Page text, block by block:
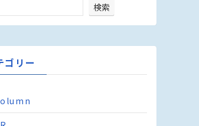
検索
ゴリー